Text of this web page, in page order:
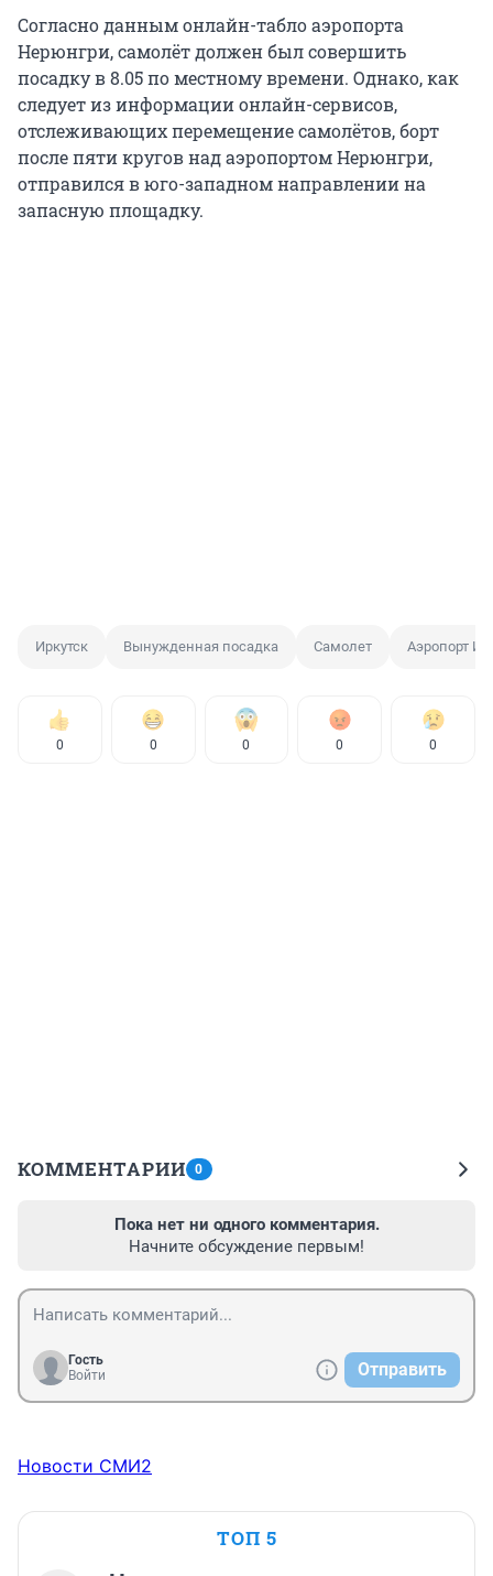
Согласно данным онлайн-табло аэропорта
Нерюнгри, самолёт должен был совершить
посадку в 8.05 по местному времени. Однако, как
следует из информации онлайн-сервисов,
отслеживающих перемещение самолётов, борт
после пяти кругов над аэропортом Нерюнгри,
отправился в юго-западном направлении на
запасную площадку.
Иркутск Вынужденная посадка Самолет Аэропорт
0 0 0 0 0
КОММЕНТАРИИ 0
Пока нет ни одного комментария.
Начните обсуждение первым!
Гость
Войти
Отправить
Новости СМИ2
ТОП 5